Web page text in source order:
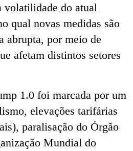
volatilidade do atual
qual novas medidas são
abrupta, por meio de
afetam distintos setores
1.0 foi marcada por um
elevações tarifárias
paralisação do Órgão
Mundial do